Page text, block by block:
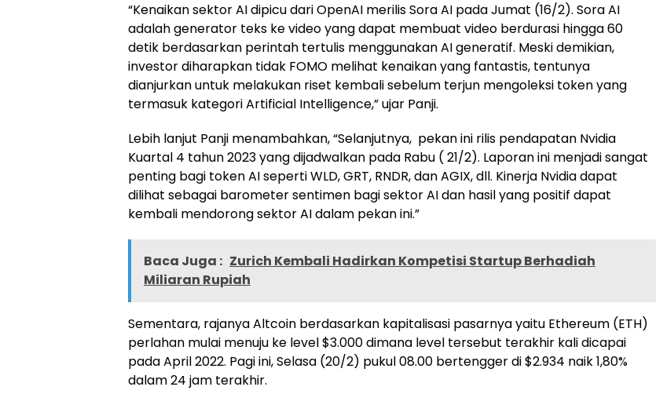
“Kenaikan sektor AI dipicu dari OpenAI merilis Sora AI pada Jumat (16/2). Sora AI
adalah generator teks ke video yang dapat membuat video berdurasi hingga 60
detik berdasarkan perintah tertulis menggunakan AI generatif. Meski demikian,
investor diharapkan tidak FOMO melihat kenaikan yang fantastis, tentunya
dianjurkan untuk melakukan riset kembali sebelum terjun mengoleksi token yang
termasuk kategori Artificial Intelligence,” ujar Panji.
Lebih lanjut Panji menambahkan, “Selanjutnya, pekan ini rilis pendapatan Nvidia
Kuartal 4 tahun 2023 yang dijadwalkan pada Rabu ( 21/2). Laporan ini menjadi sangat
penting bagi token AI seperti WLD, GRT, RNDR, dan AGIX, dll. Kinerja Nvidia dapat
dilihat sebagai barometer sentimen bagi sektor AI dan hasil yang positif dapat
kembali mendorong sektor AI dalam pekan ini.”
Baca Juga : Zurich Kembali Hadirkan Kompetisi Startup Berhadiah
Miliaran Rupiah
Sementara, rajanya Altcoin berdasarkan kapitalisasi pasarnya yaitu Ethereum (ETH)
perlahan mulai menuju ke level $3.000 dimana level tersebut terakhir kali dicapai
pada April 2022. Pagi ini, Selasa (20/2) pukul 08.00 bertengger di $2.934 naik 1,80%
dalam 24 jam terakhir.